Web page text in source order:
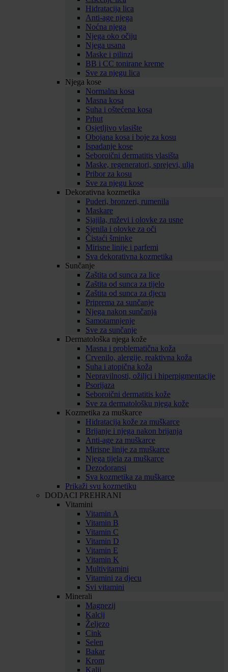
Hidratacija lica
Anti-age njega
Noćna njega
Njega oko očiju
Njega usana
Maske i pilinzi
BB i CC tonirane kreme
Sve za njegu lica
Njega kose
Normalna kosa
Masna kosa
Suha i oštećena kosa
Prhut
Osjetljivo vlasište
Obojana kosa i boje za kosu
Ispadanje kose
Seboroični dermatitis vlasišta
Maske, regeneratori, sprejevi, ulja
Pribor za kosu
Sve za njegu kose
Dekorativna kozmetika
Puderi, bronzeri, rumenila
Maskare
Sjajila, ruževi i olovke za usne
Sjenila i olovke za oči
Čistaći šminke
Mirisne linije i parfemi
Sva dekorativna kozmetika
Sunčanje
Zaštita od sunca za lice
Zaštita od sunca za tijelo
Zaštita od sunca za djecu
Priprema za sunčanje
Njega nakon sunčanja
Samotamnjenje
Sve za sunčanje
Dermatološka njega kože
Masna i problematična koža
Crvenilo, alergije, reaktivna koža
Suha i atopična koža
Nepravilnosti, ožiljci i hiperpigmentacije
Psorijaza
Seboroični dermatitis kože
Sve za dermatološku njega kože
Kozmetika za muškarce
Hidratacija kože za muškarce
Brijanje i njega nakon brijanja
Anti-age za muškarce
Mirisne linije za muškarce
Njega tijela za muškarce
Dezodoransi
Sva kozmetika za muškarce
Prikaži svu kozmetiku
DODACI PREHRANI
Vitamini
Vitamin A
Vitamin B
Vitamin C
Vitamin D
Vitamin E
Vitamin K
Multivitamini
Vitamini za djecu
Svi vitamini
Minerali
Magnezij
Kalcij
Željezo
Cink
Selen
Bakar
Krom
Kalij